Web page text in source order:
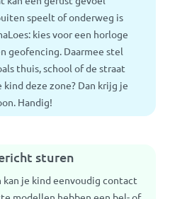
speelt of onderweg is
kies voor een horloge
geofencing. Daarmee stel
thuis, school of de straat
deze zone? Dan krijg je
Handig!
sturen
je kind eenvoudig contact